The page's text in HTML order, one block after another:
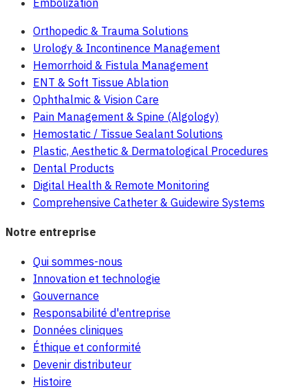
Embolization
Orthopedic & Trauma Solutions
Urology & Incontinence Management
Hemorrhoid & Fistula Management
ENT & Soft Tissue Ablation
Ophthalmic & Vision Care
Pain Management & Spine (Algology)
Hemostatic / Tissue Sealant Solutions
Plastic, Aesthetic & Dermatological Procedures
Dental Products
Digital Health & Remote Monitoring
Comprehensive Catheter & Guidewire Systems
Notre entreprise
Qui sommes-nous
Innovation et technologie
Gouvernance
Responsabilité d'entreprise
Données cliniques
Éthique et conformité
Devenir distributeur
Histoire